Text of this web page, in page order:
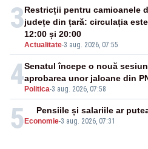
3
Actualitate-3 aug. 2026, 07:55
Restricții pentru camioanele
județe din țară: circulația
12:00 și 20:00
4 Politica-3 aug. 2026, 07:58
Senatul începe o nouă
aprobarea unor jaloane din
5 Economie-3 aug. 2026, 07:31
Pensiile și salariile ar